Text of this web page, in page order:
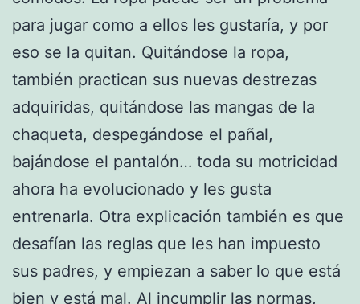
para jugar como a ellos les gustaría, y por
eso se la quitan. Quitándose la ropa,
también practican sus nuevas destrezas
adquiridas, quitándose las mangas de la
chaqueta, despegándose el pañal,
bajándose el pantalón… toda su motricidad
ahora ha evolucionado y les gusta
entrenarla. Otra explicación también es que
desafían las reglas que les han impuesto
sus padres, y empiezan a saber lo que está
bien y está mal. Al incumplir las normas,